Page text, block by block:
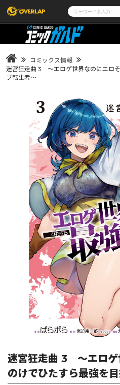
コミック
LiQulle
その他
コミックエッセイ
会社概要
採用情報
アクセス
オーバーラップホールディングス
オーバーラ
オーバーラッ
オーバーラッ
ロサージュ
コミック
コミックス情報
迷宮狂走曲 3 ～エロゲ世界なのにエロ
ブ転生者～
迷宮狂走曲 3 ～エロゲ
のけでひたすら最強を